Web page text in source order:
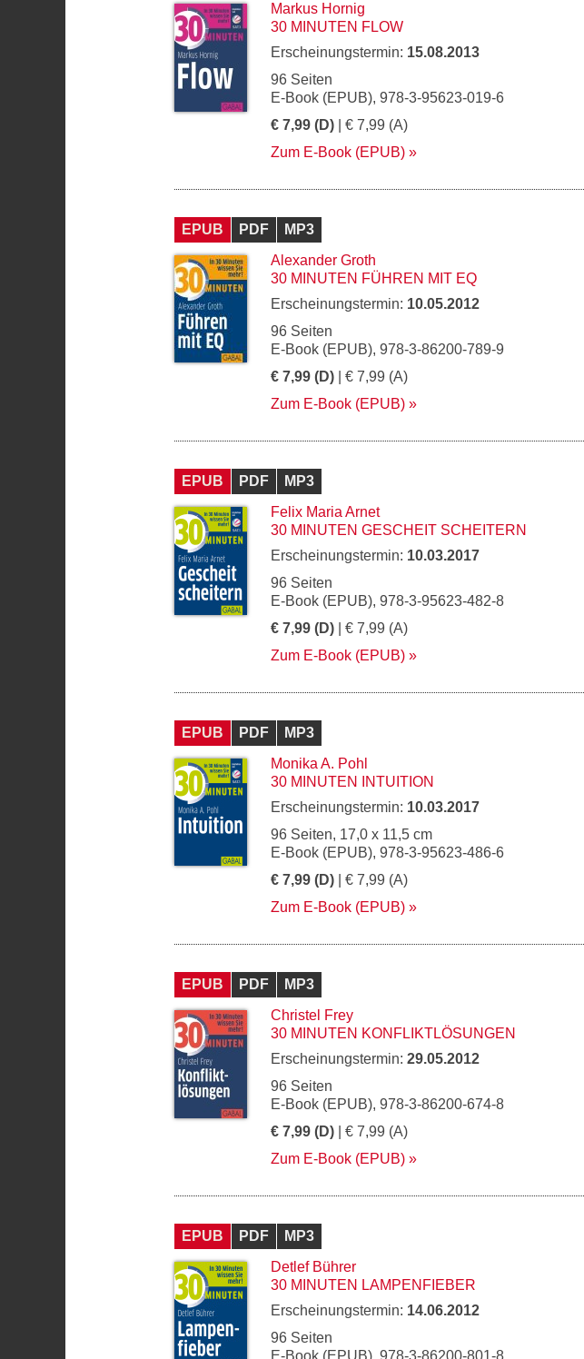
Markus Hornig
30 MINUTEN FLOW
Erscheinungstermin: 15.08.2013
96 Seiten
E-Book (EPUB), 978-3-95623-019-6
€ 7,99 (D) | € 7,99 (A)
Zum E-Book (EPUB)
EPUB PDF
MP3
Alexander Groth
30 MINUTEN FÜHREN MIT EQ
Erscheinungstermin: 10.05.2012
96 Seiten
E-Book (EPUB), 978-3-86200-789-9
€ 7,99 (D) | € 7,99 (A)
Zum E-Book (EPUB)
EPUB PDF
MP3
Felix Maria Arnet
30 MINUTEN GESCHEIT SCHEITERN
Erscheinungstermin: 10.03.2017
96 Seiten
E-Book (EPUB), 978-3-95623-482-8
€ 7,99 (D) | € 7,99 (A)
Zum E-Book (EPUB)
EPUB PDF
MP3
Monika A. Pohl
30 MINUTEN INTUITION
Erscheinungstermin: 10.03.2017
96 Seiten, 17,0 x 11,5 cm
E-Book (EPUB), 978-3-95623-486-6
€ 7,99 (D) | € 7,99 (A)
Zum E-Book (EPUB)
EPUB PDF
MP3
Christel Frey
30 MINUTEN KONFLIKTLÖSUNGEN
Erscheinungstermin: 29.05.2012
96 Seiten
E-Book (EPUB), 978-3-86200-674-8
€ 7,99 (D) | € 7,99 (A)
Zum E-Book (EPUB)
EPUB PDF
MP3
Detlef Bührer
30 MINUTEN LAMPENFIEBER
Erscheinungstermin: 14.06.2012
96 Seiten
E-Book (EPUB), 978-3-86200-801-8